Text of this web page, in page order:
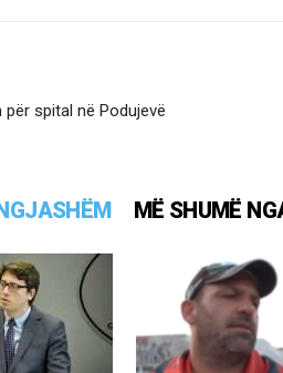
për spital në Podujevë
MË SHUMË